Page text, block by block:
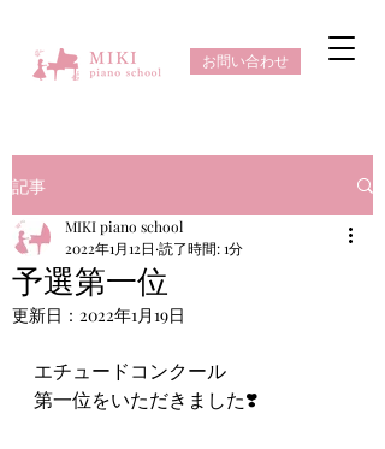
お問い合わせ
記事
予選第一位
MIKI piano school
2022年1月12日 読了時間: 1分
更新日： 2022年1月19日
エチュードコンクール
第一位をいただきました❣️